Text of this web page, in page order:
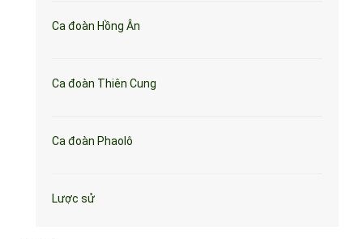
Ca đoàn Hồng Ân
Ca đoàn Thiên Cung
Ca đoàn Phaolô
Lược sử